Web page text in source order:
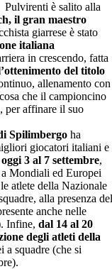
Pulvirenti è salito alla
il gran maestro
giarrese è stato
italiana
in crescendo, fatta
del titolo
allenamento con
che il campioncino
per affinare il suo
Spilimbergo ha
giocatori italiani e
3 al 7 settembre,
Mondiali ed Europei
atlete della Nazionale
alla presenza
anche nelle
Infine,dal 14 al 20
degli atleti della
a squadre (che si